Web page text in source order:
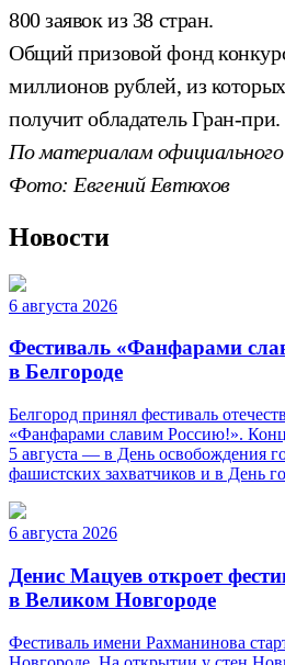
800 заявок из 38 стран.
Общий призовой фонд
миллионов рублей, из
получит обладатель Гран-при.
По материалам официального
Фото: Евгений Евтюхов
Новости
6 августа 2026
Фестиваль «Фанфарами
в Белгороде
Белгород принял фестиваль
«Фанфарами славим Россию!».
5 августа — в День освобождения
фашистских захватчиков и в День
6 августа 2026
Денис Мацуев откроет
в Великом Новгороде
Фестиваль имени Рахманинова